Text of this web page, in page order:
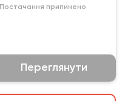
Постачання припинено
Переглянути